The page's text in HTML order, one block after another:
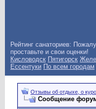
Рейтинг санаториев:
проставьте и свои оценки!
Кисловодск Пятигорск
Ессентуки По всем городам
Отзывы об отдыхе, о
Сообщение